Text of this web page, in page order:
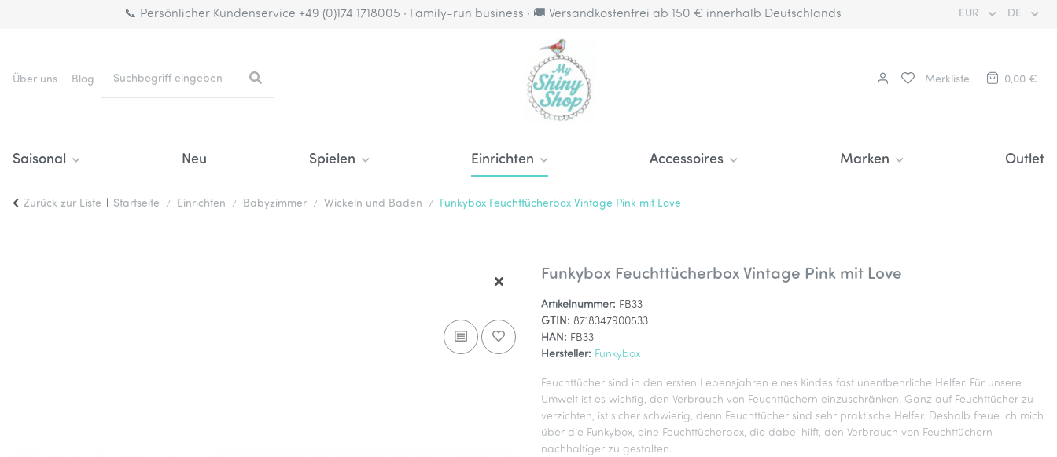
EUR DE
📞 Persönlicher Kundenservice +49 (0)174 1718005 · Family-run business · 🚚 Versandkostenfrei ab 150 € innerhalb Deutschlands
Über uns Blog Merkliste 0,00 €
Saisonal Spielen Einrichten Accessoires Marken
Neu Outlet
Zurück zur Liste Startseite Einrichten Babyzimmer Wickeln und Baden Funkybox Feuchttücherbox Vintage Pink mit Love
Funkybox Feuchttücherbox Vintage Pink mit Love
Artikelnummer: FB33
GTIN: 8718347900533
HAN: FB33
Hersteller: Funkybox
Feuchttücher sind in den ersten Lebensjahren eines Kindes fast unentbehrliche Helfer. Für unsere
Umwelt ist es wichtig, den Verbrauch von Feuchttüchern einzuschränken. Ganz auf Feuchttücher zu
verzichten, ist sicher schwierig, denn Feuchttücher sind sehr praktische Helfer. Deshalb freue ich mich
über die Funkybox, eine Feuchttücherbox, die dabei hilft, den Verbrauch von Feuchttüchern
nachhaltiger zu gestalten.